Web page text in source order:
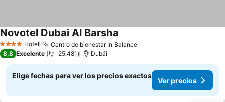
4 EstrellasHotel Centro de bienestar In BalanceVer precios
Novotel Dubai Al Barsha
8,8 Excelente 25.481 Dubái
Elige fechas para ver los precios exactos
Ver precios